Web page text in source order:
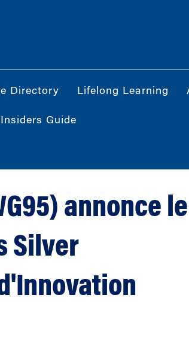
Directory Lifelong Learning
Guide
annonce le
Silver